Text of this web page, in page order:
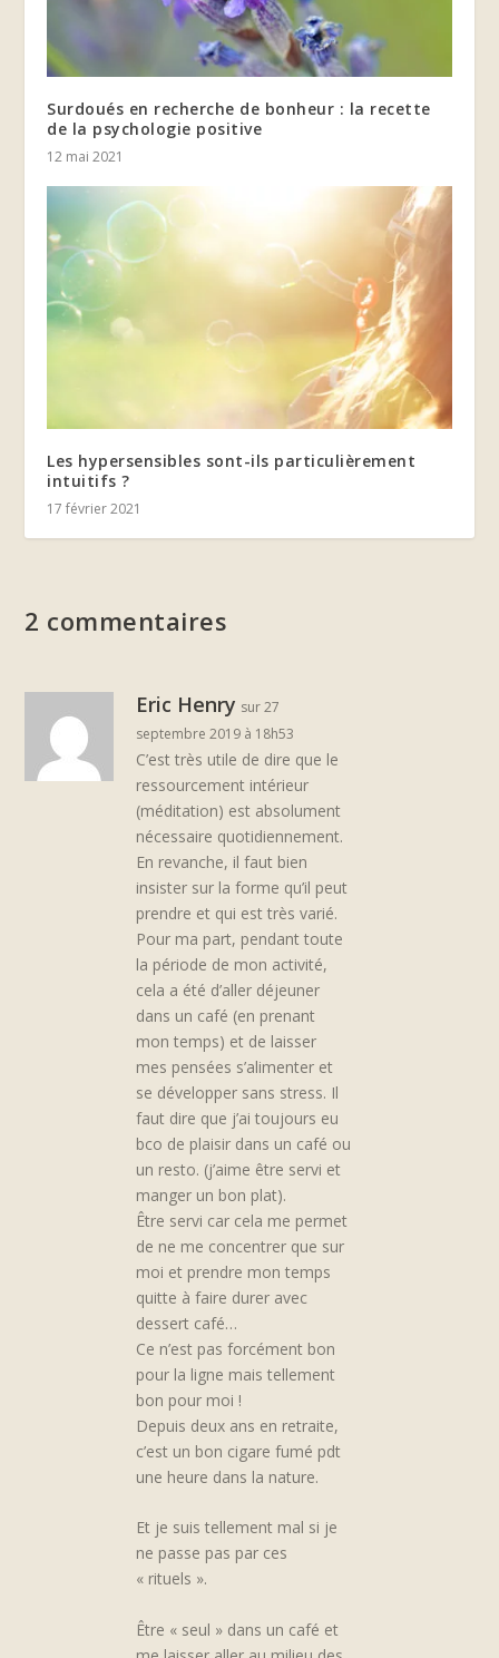
Surdoués en recherche de bonheur : la recette
de la psychologie positive
12 mai 2021
Les hypersensibles sont-ils particulièrement
intuitifs ?
17 février 2021
2 commentaires
Eric Henry sur 27
septembre 2019 à 18h53
C’est très utile de dire que le
ressourcement intérieur
(méditation) est absolument
nécessaire quotidiennement.
En revanche, il faut bien
insister sur la forme qu’il peut
prendre et qui est très varié.
Pour ma part, pendant toute
la période de mon activité,
cela a été d’aller déjeuner
dans un café (en prenant
mon temps) et de laisser
mes pensées s’alimenter et
se développer sans stress. Il
faut dire que j’ai toujours eu
bco de plaisir dans un café ou
un resto. (j’aime être servi et
manger un bon plat).
Être servi car cela me permet
de ne me concentrer que sur
moi et prendre mon temps
quitte à faire durer avec
dessert café…
Ce n’est pas forcément bon
pour la ligne mais tellement
bon pour moi !
Depuis deux ans en retraite,
c’est un bon cigare fumé pdt
une heure dans la nature.
Et je suis tellement mal si je
ne passe pas par ces
« rituels ».
Être « seul » dans un café et